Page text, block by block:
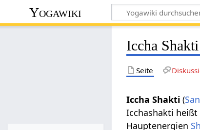
Yogawiki
Iccha Shakti
Seite
Iccha Shakti (
Icchashakti heißt
Hauptenergien